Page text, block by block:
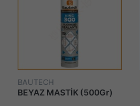
BAUTECH
BEYAZ MASTİK (500Gr)